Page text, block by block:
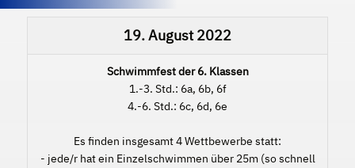
19. August 2022
Schwimmfest der 6. Klassen
1.-3. Std.: 6a, 6b, 6f
4.-6. Std.: 6c, 6d, 6e
Es finden insgesamt 4 Wettbewerbe statt:
- jede/r hat ein Einzelschwimmen über 25m (so schnell